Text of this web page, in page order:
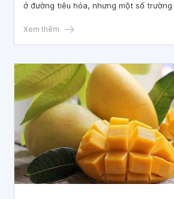
ở đường tiêu hóa, nhưng một số
và mô khác của cơ thể. Trong một số
và cách phòng tránh.
Xem thêm